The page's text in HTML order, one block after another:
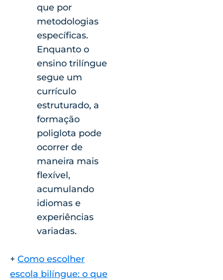
que por
metodologias
específicas.
Enquanto o
ensino trilíngue
segue um
currículo
estruturado, a
formação
poliglota pode
ocorrer de
maneira mais
flexível,
acumulando
idiomas e
experiências
variadas.
+ Como escolher
escola bilíngue: o que